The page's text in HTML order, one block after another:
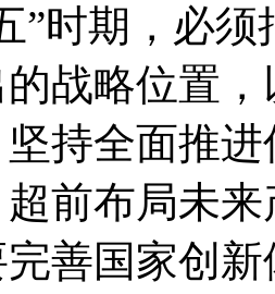
期，必须
战略位置
持全面推
前布局未
善国家创